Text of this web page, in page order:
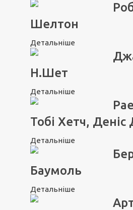
Шелтон
Детальніше
Н.Шет
Детальніше
Тобі Хетч, Деніс
Детальніше
Баумоль
Детальніше